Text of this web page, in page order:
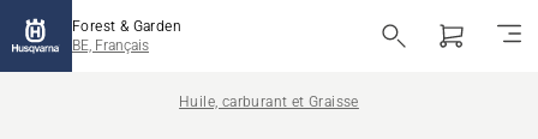
Forest & Garden
BE, Français
Huile, carburant et Graisse